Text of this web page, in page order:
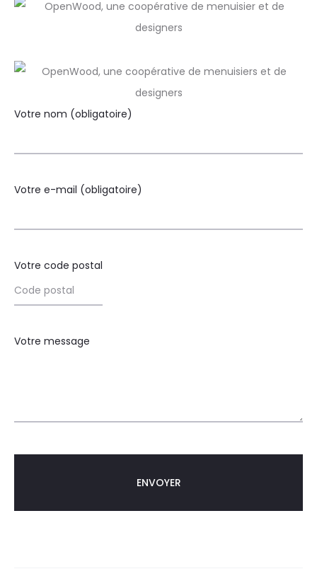
Votre nom (obligatoire)
Votre e-mail (obligatoire)
Votre code postal
Votre message